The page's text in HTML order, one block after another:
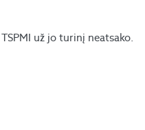
už jo turinį neatsako.